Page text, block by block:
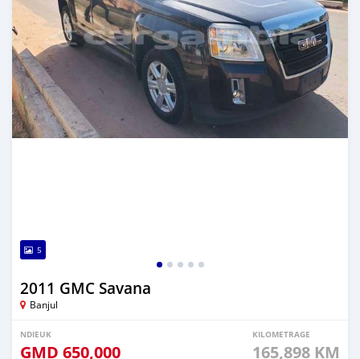
5
2011 GMC Savana
Banjul
NDIEUK
GMD 650,000
KILOMETRAGE
165,898 KM